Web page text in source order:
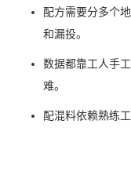
配方需要分多个
和漏投。
数据都靠工人手
难。
配混料依赖熟练